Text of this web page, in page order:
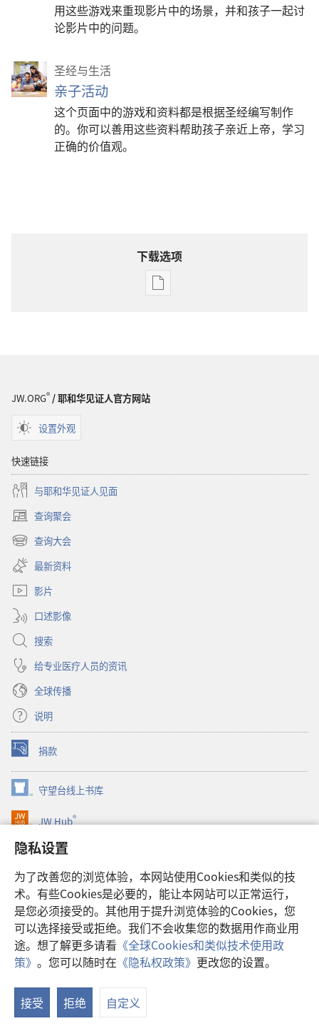
隐私设置
为了改善您的浏览体验，本网站使用Cookies和类似的技
术。有些Cookies是必要的，能让本网站可以正常运行，
是您必须接受的。其他用于提升浏览体验的Cookies，您
可以选择接受或拒绝。我们不会收集您的数据用作商业用
途。想了解更多请看 《全球Cookies和类似技术使用政
策》 。您可以随时在 《隐私权政策》 更改您的设置。
接受 拒绝 自定义
用这些游戏来重现影片中的场景，并和孩子一起讨
论影片中的问题。
圣经与生活
亲子活动
这个页面中的游戏和资料都是根据圣经编写制作
的。你可以善用这些资料帮助孩子亲近上帝，学习
正确的价值观。
下载选项
电
耶
JW.ORG®/ 耶和华见证人官方网站
设置外观
快速链接
与耶和华见证人见面
查询聚会
（打
开
新
窗
口）
查询大会
（打
开
新
窗
最新资料
影片
口述影像
搜索
给专业医疗人员的资讯
全球传播
说明
捐款
（打
开
新
窗
口）
守望台线上书库
（打
开
新
口）
JW Hub®
（打
开
新
窗
口）
JW Library®
Watchtower Library
Copyright© 2026 Watch Tower Bible and Tract Society of Pennsylvania.
使用条款|隐私权政策| 隐私设置